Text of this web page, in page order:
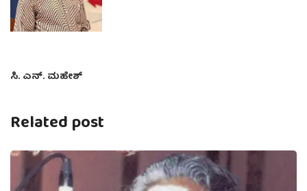
ಸಿ. ಎನ್. ಮಹೇಶ್
Related post